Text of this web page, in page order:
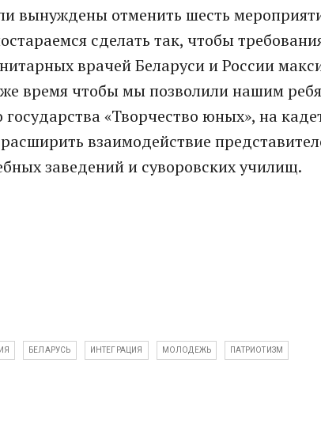
вынуждены отменить шесть
сделать так, чтобы
врачей Беларуси и России
время чтобы мы позволили нашим
«Творчество юных», на
взаимодействие
заведений и суворовских училищ.
БЕЛАРУСЬ ИНТЕГРАЦИЯ МОЛОДЕЖЬ ПАТРИОТИЗМ